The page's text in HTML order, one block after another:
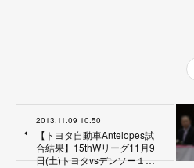
2013.11.09 10:50
【トヨタ自動車Antelopes試
合結果】15thWリーグ11月9
日(土)トヨタvsデンソー１…